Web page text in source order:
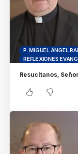
P. MIGUEL ÁNGEL
REFLEXIONES
Resucítanos,